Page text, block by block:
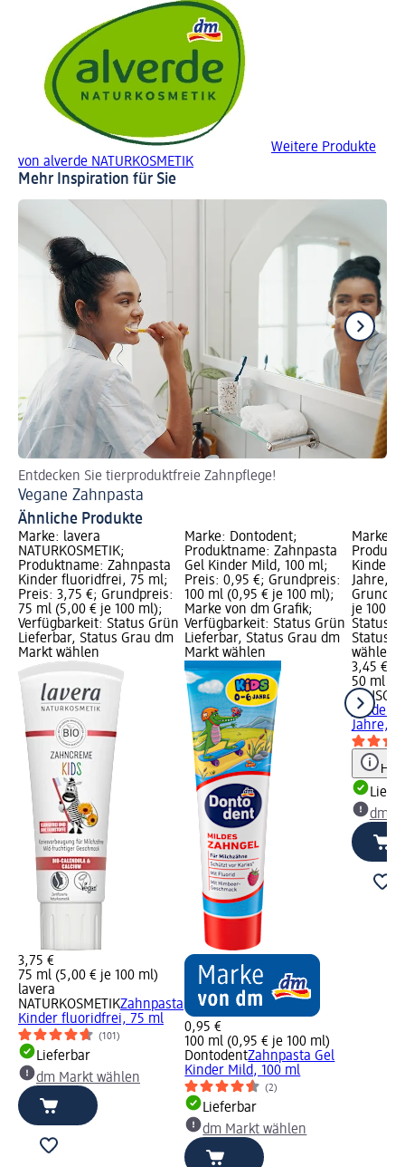
Weitere Produkte
von alverde NATURKOSMETIK
Mehr Inspiration für Sie
Entdecken Sie tierproduktfreie Zahnpflege!
Vegane Zahnpasta
Ähnliche Produkte
Marke: lavera
NATURKOSMETIK;
Produktname: Zahnpasta
Kinder fluoridfrei, 75 ml;
Preis: 3,75 €; Grundpreis:
75 ml (5,00 € je 100 ml);
Verfügbarkeit: Status Grün
Lieferbar, Status Grau dm
Markt wählen
3,75 €
75 ml (5,00 € je 100 ml)
lavera
NATURKOSMETIKZahnpasta
Kinder fluoridfrei, 75 ml
(101)
Lieferbar
dm Markt wählen
Marke: Dontodent;
Produktname: Zahnpasta
Gel Kinder Mild, 100 ml;
Preis: 0,95 €; Grundpreis:
100 ml (0,95 € je 100 ml);
Marke von dm Grafik;
Verfügbarkeit: Status Grün
Lieferbar, Status Grau dm
Markt wählen
0,95 €
100 ml (0,95 € je 100 ml)
DontodentZahnpasta Gel
Kinder Mild, 100 ml
(2)
Lieferbar
dm Markt wählen
Marke:
Kinder
Jahre,
je 100
Status
Status
wählen
3,45 €
50 ml
Kinder
Jahre,
dm